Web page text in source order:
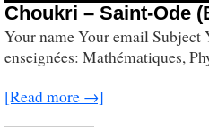
Choukri – Saint-Ode
Your name Your email Subject
enseignées: Mathématiques,
[Read more →]